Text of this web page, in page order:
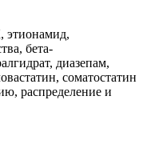
этионамид,
бета-
диазепам,
соматостатин
распределение и